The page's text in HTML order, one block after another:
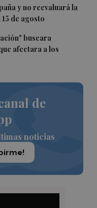
y no reevaluará la
de agosto
buscara
afectara a los
de
noticias